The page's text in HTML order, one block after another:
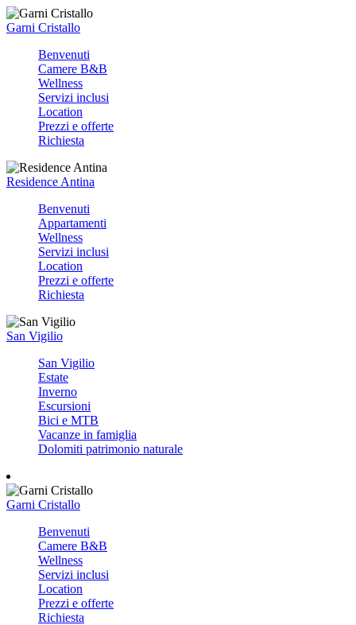
Garni Cristallo
Benvenuti
Camere B&B
Wellness
Servizi inclusi
Location
Prezzi e offerte
Richiesta
Residence Antina
Benvenuti
Appartamenti
Wellness
Servizi inclusi
Location
Prezzi e offerte
Richiesta
San Vigilio
San Vigilio
Estate
Inverno
Escursioni
Bici e MTB
Vacanze in famiglia
Dolomiti patrimonio naturale
Garni Cristallo
Benvenuti
Camere B&B
Wellness
Servizi inclusi
Location
Prezzi e offerte
Richiesta